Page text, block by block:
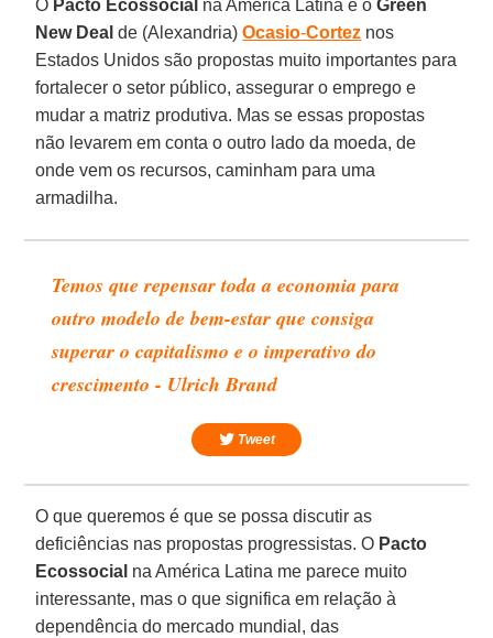
O Pacto Ecossocial na América Latina e oGreen
New Deal de (Alexandria)Ocasio-Cortez nos
Estados Unidos são propostas muito importantes para
fortalecer o setor público, assegurar o emprego e
mudar a matriz produtiva. Mas se essas propostas
não levarem em conta o outro lado da moeda, de
onde vem os recursos, caminham para uma
armadilha.
Temos que repensar toda a economia para
outro modelo de bem-estar que consiga
superar o capitalismo e o imperativo do
crescimento - Ulrich Brand
Tweet
O que queremos é que se possa discutir as
deficiências nas propostas progressistas. O Pacto
Ecossocial na América Latina me parece muito
interessante, mas o que significa em relação à
dependência do mercado mundial, das